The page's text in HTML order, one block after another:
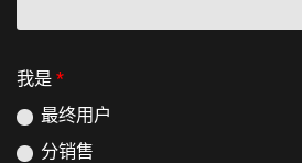
我是*
最终用户
分销售